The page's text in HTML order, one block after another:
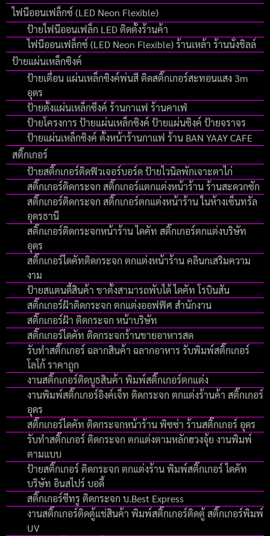
ไฟนีออนเฟล็กซ์ (LED Neon Flexible)
ป้ายไฟนีออนเฟล็ก LED ติดตั้งร้านค้า
ไฟนีออนเฟล็กซ์ (LED Neon Flexible) ร้านเหล้า ร้านนั่งชิลล์
ป้ายแผ่นเหล็กซิงค์
ป้ายเตื่อน แผ่นเหล็กซิงค์พ่นสี ติดสติ๊กเกอร์สะทอนแสง 3m
อุดร
ป้ายตั้งแผ่นเหล็กซึงค์ ร้านกาแฟ ร้านคาเฟ่
ป้ายโครงการ ป้ายแผ่นเหล็กซิงค์ ป้ายแผ่นซิงค์ ป้ายจราจร
ป้ายแผ่นเหล็กซิงค์ ตั้งหน้าร้านกาแฟ ร้าน BAN YAAY CAFE
สติ๊กเกอร์
ป้ายสติ๊กเกอร์ติดฟิวเจอร์บอร์ด ป้ายไวนิลพักเจาะตาไก่
สติ๊กเกอร์ติดกระจก สติ๊กเกอร์แตกแต่งหน้าร้าน ร้านสะดวกซัก
สติ๊กเกอร์ติดกระจก สติ๊กเกอร์ตกแต่งหน้าร้าน ในห้างเซ็นทรัล
อุดรธานี
สติ๊กเกอร์ติดกระจกหน้าร้าน ไดคัท สติ๊กเกอร์ตกแต่งบริษัท
อุดร
สติ๊กเกอร์ไดคัทติดกระจก ตกแต่งหน้าร้าน คลินกเสริมความ
งาม
ป้ายสแตนดี้สินค้า ขาตั้งสามารถพับได้ ไดคัท โรบินสัน
สติ๊กเกอร์ฝ้าติดกระจก ตกแต่งออฟฟิศ สำนักงาน
สติ๊กเกอร์ฝ้า ติดกระจก หน้าบริษัท
สติ๊กเกอร์ไดคัท ติดกระจกร้านขายอาหารสด
รับทําสติ๊กเกอร์ ฉลากสินค้า ฉลากอาหาร รับพิมพ์สติ๊กเกอร์
โลโก้ ราคาถูก
งานสติ๊กเกอร์ติดบูธสินค้า พิมพ์สติ๊กเกอร์ตกแต่ง
งานพิมพ์สติ๊กเกอร์อิงค์เจ็ท ติดกระจก ตกแต่งร้านค้า สติ๊กเกอร์
อุดร
สติ๊กเกอร์ไดคัท ติดกระจกหน้าร้าน พิซซ่า ร้านสติ๊กเกอร์ อุดร
รับทำสติ๊กเกอร์ ติดกระจก ตกแต่งตามหลักฮวงจุ้ย งานพิมพ์
ตามแบบ
ป้ายสติ๊กเกอร์ ติดกระจก ตกแต่งร้าน พิมพ์สติ๊กเกอร์ ไดคัท
บริษัท อินสไปร์ บอดี้
สติ๊กเกอร์ซีทรู ติดกระจก บ.Best Express
งานสติ๊กเกอร์ติดตู้แช่สินค้า พิมพ์สติ๊กเกอร์ติดตู้ สติ๊กเกอร์พิมพ์
UV